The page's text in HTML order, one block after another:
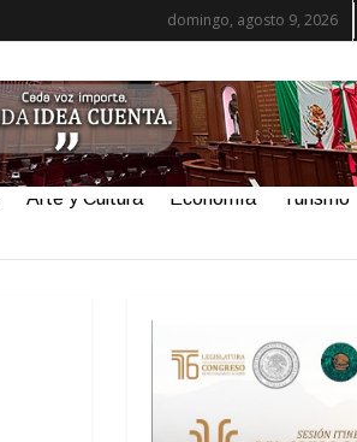
domingo, agosto 9, 2026
Arte y Cultura Economía Turismo